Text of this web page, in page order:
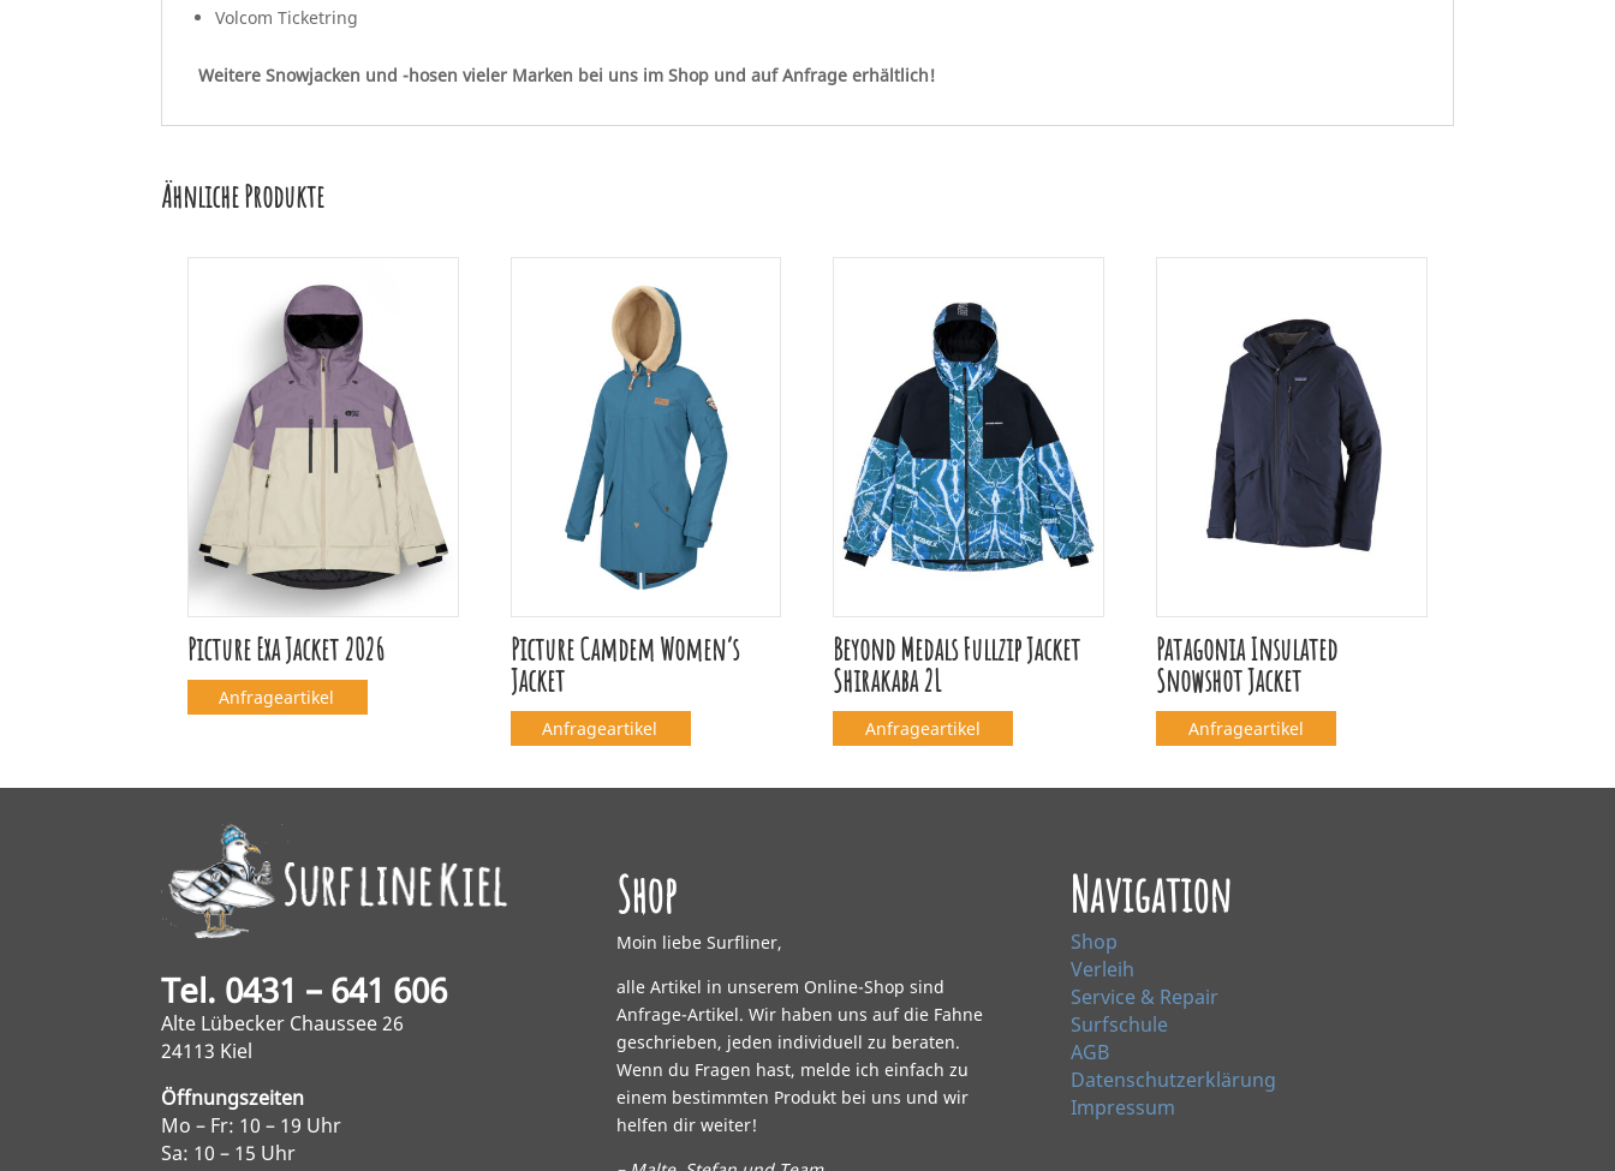
Volcom Ticketring
Weitere Snowjacken und -hosen vieler Marken bei uns im Shop und auf Anfrage erhältlich!
Ähnliche Produkte
Picture Exa Jacket 2026
Anfrageartikel
Picture Camdem Women’s
Jacket
Anfrageartikel
Beyond Medals Fullzip Jacket
Shirakaba 2L
Anfrageartikel
Patagonia Insulated
Snowshot Jacket
Anfrageartikel
Tel. 0431 – 641 606
Alte Lübecker Chaussee 26
24113 Kiel
Öffnungszeiten
Mo – Fr: 10 – 19 Uhr
Sa: 10 – 15 Uhr
Shop
Moin liebe Surfliner,
alle Artikel in unserem Online-Shop sind
Anfrage-Artikel. Wir haben uns auf die Fahne
geschrieben, jeden individuell zu beraten.
Wenn du Fragen hast, melde ich einfach zu
einem bestimmten Produkt bei uns und wir
helfen dir weiter!
Navigation
Shop
Verleih
Service & Repair
Surfschule
AGB
Datenschutzerklärung
Impressum